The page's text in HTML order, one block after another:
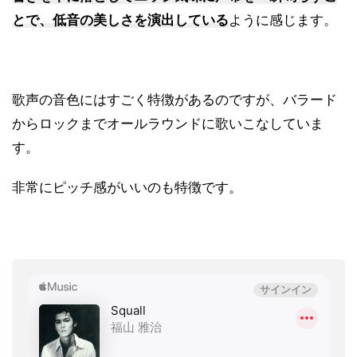
とで、低音の美しさを演出しているように感じます。
歌声の音色にはすごく特徴があるのですが、バラード
からロックまでオールラウンドに歌いこなしていま
す。
非常にピッチ感がいいのも特徴です。